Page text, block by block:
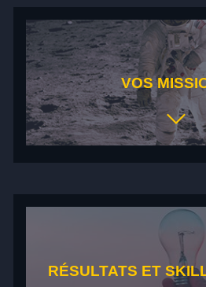
VOS
économique/financier et
décision. (Ex : produire une
la rentabilité d’une BU et ses
RÉSULTATS ET